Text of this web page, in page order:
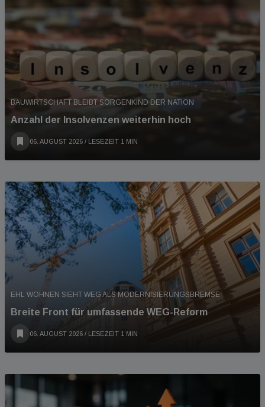
BAUWIRTSCHAFT BLEIBT SORGENKIND DER NATION
Anzahl der Insolvenzen weiterhin hoch
06. AUGUST 2026 / LESEZEIT 1 MIN
EHL WOHNEN SIEHT WEG ALS MODERNISIERUNGSBREMSE
Breite Front für umfassende WEG-Reform
06. AUGUST 2026 / LESEZEIT 1 MIN